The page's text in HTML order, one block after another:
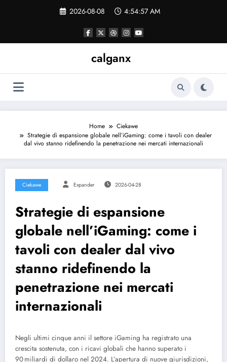
2026-08-08 4:54:58 AM
calganx
Home
Ciekawe
Strategie di espansione globale nell’iGaming: come i tavoli con dealer
dal vivo stanno ridefinendo la penetrazione nei mercati internazionali
Ciekawe Expander 2026-04-28
Strategie di espansione
globale nell’iGaming: come i
tavoli con dealer dal vivo
stanno ridefinendo la
penetrazione nei mercati
internazionali
Negli ultimi cinque anni il settore iGaming ha registrato una
crescita sostenuta, con i ricavi globali che hanno superato i
90 miliardi di dollaro nel 2024. L’apertura di nuove giurisdizioni,